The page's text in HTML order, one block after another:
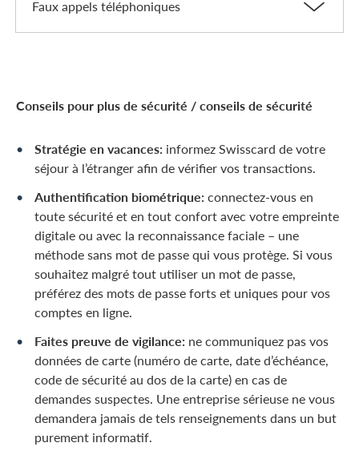
Faux appels téléphoniques
Conseils pour plus de sécurité / conseils de sécurité
Stratégie en vacances: informez Swisscard de votre
séjour à l’étranger afin de vérifier vos transactions.
Authentification biométrique: connectez-vous en
toute sécurité et en tout confort avec votre empreinte
digitale ou avec la reconnaissance faciale – une
méthode sans mot de passe qui vous protège. Si vous
souhaitez malgré tout utiliser un mot de passe,
préférez des mots de passe forts et uniques pour vos
comptes en ligne.
Faites preuve de vigilance: ne communiquez pas vos
données de carte (numéro de carte, date d’échéance,
code de sécurité au dos de la carte) en cas de
demandes suspectes. Une entreprise sérieuse ne vous
demandera jamais de tels renseignements dans un but
purement informatif.